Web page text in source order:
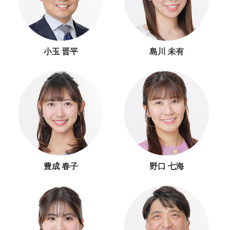
小玉 晋平 島川 未有
豊成 春子 野口 七海